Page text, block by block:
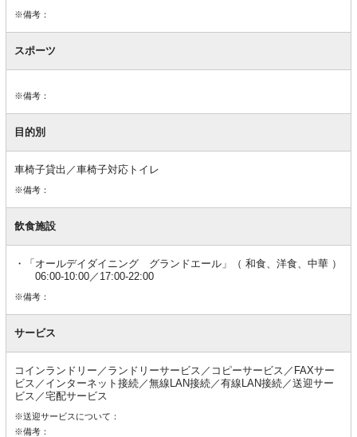
※備考：
スポーツ
※備考：
目的別
車椅子貸出／車椅子対応トイレ
※備考：
飲食施設
「オールデイダイニング グランドエール」（ 和食、洋食、中華 ）
06:00-10:00／17:00-22:00
※備考：
サービス
コインランドリー／ランドリーサービス／コピーサービス／FAXサー
ビス／インターネット接続／無線LAN接続／有線LAN接続／送迎サー
ビス／宅配サービス
※送迎サービスについて：
※備考：